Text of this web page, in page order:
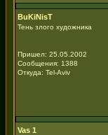
BuKiNisT
Тень злого художника
Пришел: 25.05.2002
Сообщения: 1388
Откуда: Tel-Aviv
Vas 1